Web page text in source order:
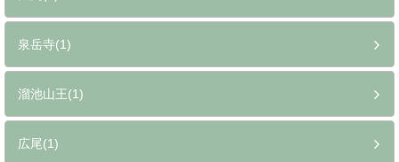
泉岳寺(1)
溜池山王(1)
広尾(1)